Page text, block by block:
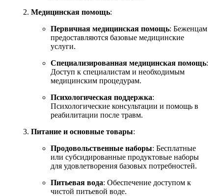
Медицинская помощь:
Первичная медицинская помощь: Беженцам
предоставляются базовые медицинские
услуги.
Специализированная медицинская помощь:
Доступ к специалистам и необходимым
медицинским процедурам.
Психологическая поддержка:
Психологические консультации и помощь в
реабилитации после травм.
Питание и основные товары:
Продовольственные наборы: Бесплатные
или субсидированные продуктовые наборы
для удовлетворения базовых потребностей.
Питьевая вода: Обеспечение доступом к
чистой питьевой воде.